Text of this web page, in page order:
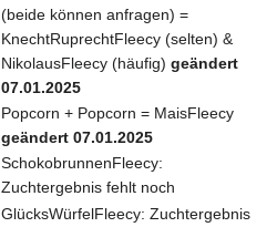
(beide können anfragen) =
KnechtRuprechtFleecy (selten) &
NikolausFleecy (häufig)geändert
07.01.2025
Popcorn + Popcorn = MaisFleecy
geändert 07.01.2025
SchokobrunnenFleecy:
Zuchtergebnis fehlt noch
GlücksWürfelFleecy: Zuchtergebnis